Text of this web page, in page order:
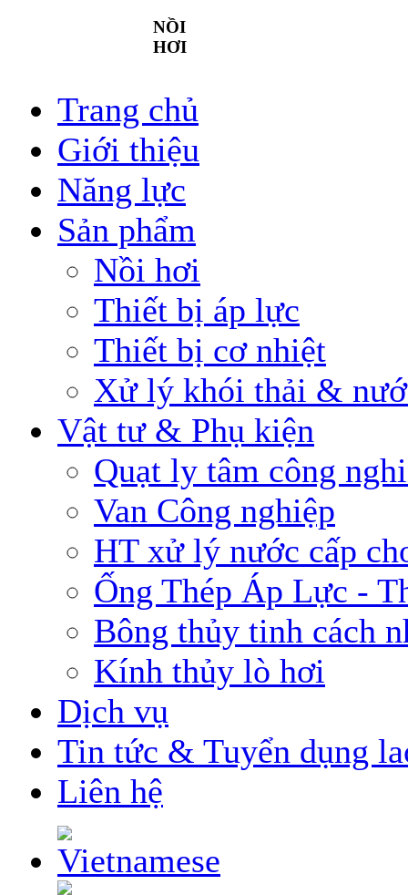
Trang chủ
Giới thiệu
Năng lực
Sản phẩm
Nồi hơi
Thiết bị áp lực
Thiết bị cơ nhiệt
Xử lý khói thải &
Vật tư & Phụ kiện
Quạt ly tâm công
Van Công nghiệp
HT xử lý nước cấp
Ống Thép Áp Lực -
Bông thủy tinh cách
Kính thủy lò hơi
Dịch vụ
Tin tức & Tuyển dụng
Liên hệ
NỒI
HƠI